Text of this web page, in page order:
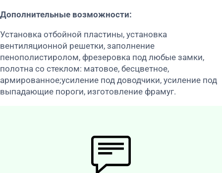
Дополнительные возможности:
Установка отбойной пластины, установка
вентиляционной решетки, заполнение
пенополистиролом, фрезеровка под любые замки,
полотна со стеклом: матовое, бесцветное,
армированное;усиление под доводчики, усиление под
выпадающие пороги, изготовление фрамуг.